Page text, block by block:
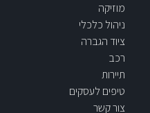
מוזיקה
ניהול כלכלי
ציוד הגברה
רכב
תיירות
טיפים לעסקים
צור קשר